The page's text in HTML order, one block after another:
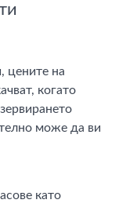
цените на
когато
може да ви
като